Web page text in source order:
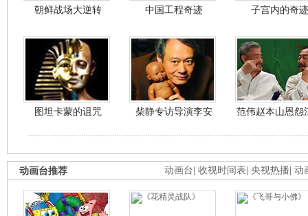
朝鲜战场大逆转 中国工程奇迹 子宫内的奇迹
图坦卡蒙的诅咒 柴静专访导演李安 范伟赵本山恩怨
动画台 收视时间表 央视热播 动
动画台推荐